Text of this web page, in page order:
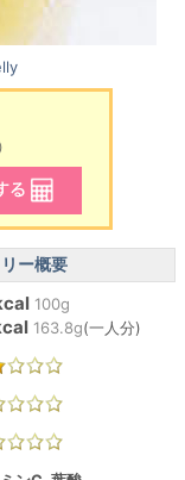
ー概要
100g
163.8g(一人分)